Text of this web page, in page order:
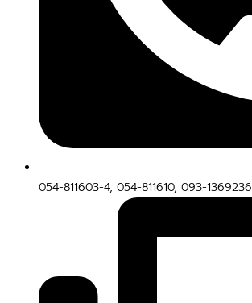
054-811603-4, 054-811610, 093-1369236